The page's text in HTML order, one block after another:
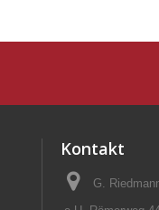
Kontakt
G.